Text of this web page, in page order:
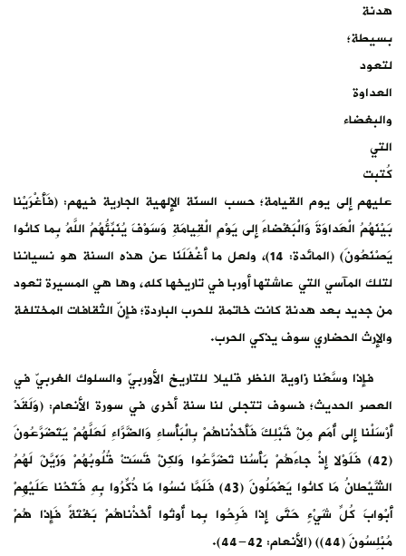
هدنة
بسيطة؛
لتعود
العداوة
والبغضاء
التي
كُتبت
عليهم إلى يوم القيامة؛ حسب السنّة الإلهية الجارية فيهم: (فَأَغْرَيْنا
بَيْنَهُمُ الْعَداوَةَ وَالْبَغْضاءَ إِلى يَوْمِ الْقِيامَةِ وَسَوْفَ يُنَبِّئُهُمُ اللَّهُ بِما كانُوا
يَصْنَعُونَ) (المائدة: 14)، ولعل ما أَغْفَلَنَا عن هذه السنة هو نسياننا
لتلك المآسي التي عاشتها أوربا في تاريخها كله، وها هي المسيرة تعود
من جديد بعد هدنة كانت خاتمة للحرب الباردة؛ فإنّ الثقافات المختلفة
والإرث الحضاري سوف يذكي الحرب.
فإذا وسَّعْنا زاوية النظر قليلا للتاريخ الأوربيّ والسلوك الغربيّ في
العصر الحديث؛ فسوف تتجلى لنا سنة أخرى في سورة الأنعام: (وَلَقَدْ
أَرْسَلْنا إِلى أُمَمٍ مِنْ قَبْلِكَ فَأَخَذْناهُمْ بِالْبَأْساءِ وَالضَّرَّاءِ لَعَلَّهُمْ يَتَضَرَّعُونَ
(42) فَلَوْلا إِذْ جاءَهُمْ بَأْسُنا تَضَرَّعُوا وَلكِنْ قَسَتْ قُلُوبُهُمْ وَزَيَّنَ لَهُمُ
الشَّيْطانُ مَا كانُوا يَعْمَلُونَ (43) فَلَمَّا نَسُوا مَا ذُكِّرُوا بِهِ فَتَحْنا عَلَيْهِمْ
أَبْوابَ كُلِّ شَيْءٍ حَتَّى إِذا فَرِحُوا بِما أُوتُوا أَخَذْناهُمْ بَغْتَةً فَإِذا هُمْ
مُبْلِسُونَ (44)) (الأنعام: 42-44).